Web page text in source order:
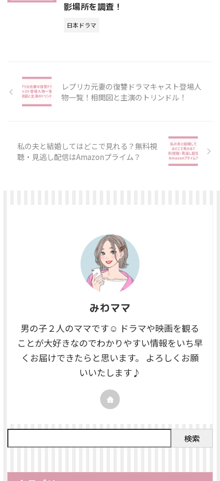
影場所を調査！
日本ドラマ
レプリカ元妻の復讐ドラマキャスト登場人
物一覧！相関図と主演のトリンドル！
私の夫と結婚してはどこで見れる？無料視
聴・見逃し配信はAmazonプライム？
みわママ
男の子２人のママです☺ ドラマや映画を観る
ことが大好きなのでわかりやすい情報をいち早
くお届けできたらと思います。 よろしくお願
いいたします♪
検索